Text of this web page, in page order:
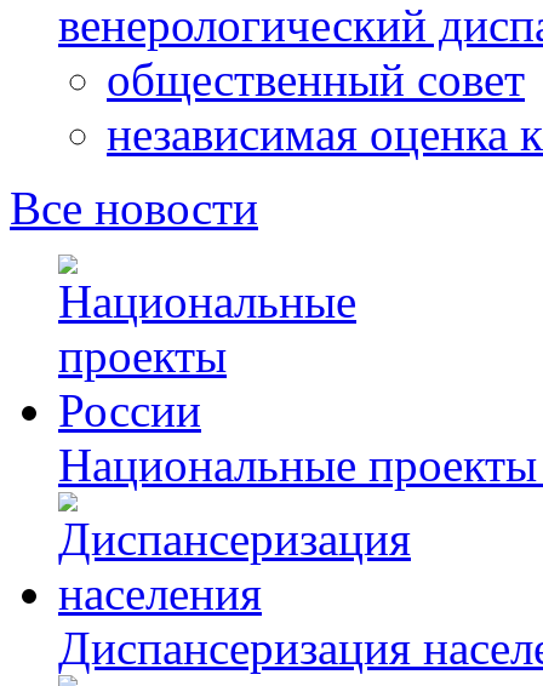
венерологический
общественный совет
независимая оценка
Все новости
Национальные
Диспансеризация